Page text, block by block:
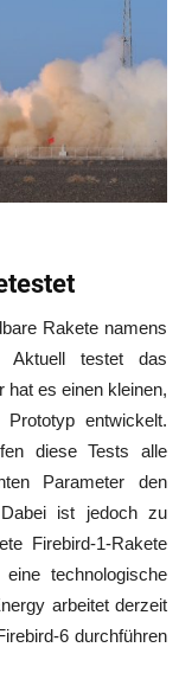
Rakete namens
Aktuell testet das
hat es einen kleinen,
entwickelt.
diese Tests alle
Parameter den
Dabei ist jedoch zu
Firebird-1-Rakete
technologische
arbeitet derzeit
6 durchführen